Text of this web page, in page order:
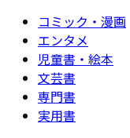
コミック・漫画
エンタメ
児童書・絵本
文芸書
専門書
実用書